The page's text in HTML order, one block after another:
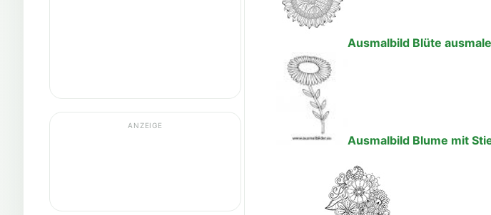
ANZEIGE
Ausmalbild Blüte
Ausmalbild Blume mit